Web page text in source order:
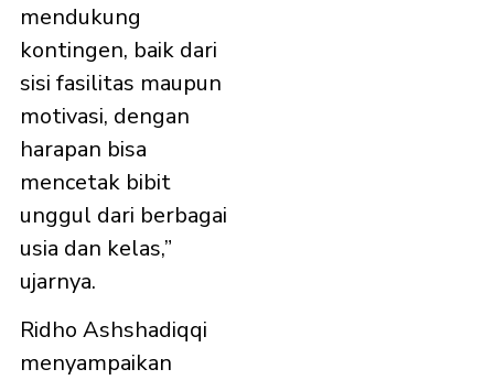
mendukung
kontingen, baik dari
sisi fasilitas maupun
motivasi, dengan
harapan bisa
mencetak bibit
unggul dari berbagai
usia dan kelas,”
ujarnya.
Ridho Ashshadiqqi
menyampaikan